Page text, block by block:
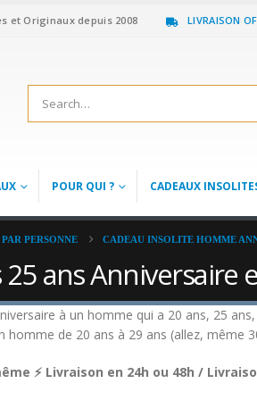
et Originaux depuis 2008 LIVRAISON
POUR QUI ? CADEAUX
PERSONNE CADEAU INSOLITE HOMME
ans Anniversaire
à un homme qui a 20 ans, 25
homme de 20 ans à 29 ans (allez, même
⚡ Livraison en 24h ou 48h /